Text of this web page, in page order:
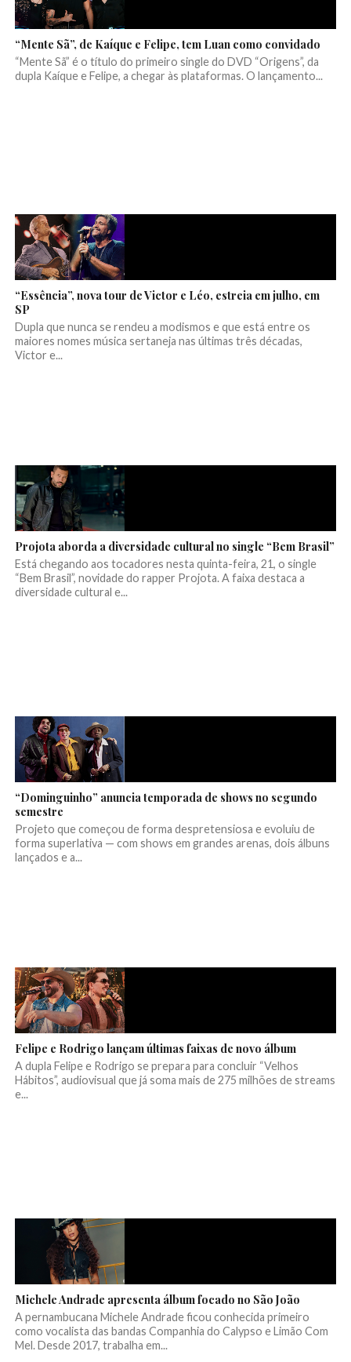
“Mente Sã”, de Kaíque e Felipe, tem Luan como convidado
“Mente Sã” é o título do primeiro single do DVD “Origens”, da
dupla Kaíque e Felipe, a chegar às plataformas. O lançamento...
“Essência”, nova tour de Victor e Léo, estreia em julho, em
SP
Dupla que nunca se rendeu a modismos e que está entre os
maiores nomes música sertaneja nas últimas três décadas,
Victor e...
Projota aborda a diversidade cultural no single “Bem Brasil”
Está chegando aos tocadores nesta quinta-feira, 21, o single
“Bem Brasil”, novidade do rapper Projota. A faixa destaca a
diversidade cultural e...
“Dominguinho” anuncia temporada de shows no segundo
semestre
Projeto que começou de forma despretensiosa e evoluiu de
forma superlativa — com shows em grandes arenas, dois álbuns
lançados e a...
Felipe e Rodrigo lançam últimas faixas de novo álbum
A dupla Felipe e Rodrigo se prepara para concluir “Velhos
Hábitos”, audiovisual que já soma mais de 275 milhões de streams
e...
Michele Andrade apresenta álbum focado no São João
A pernambucana Michele Andrade ficou conhecida primeiro
como vocalista das bandas Companhia do Calypso e Limão Com
Mel. Desde 2017, trabalha em...